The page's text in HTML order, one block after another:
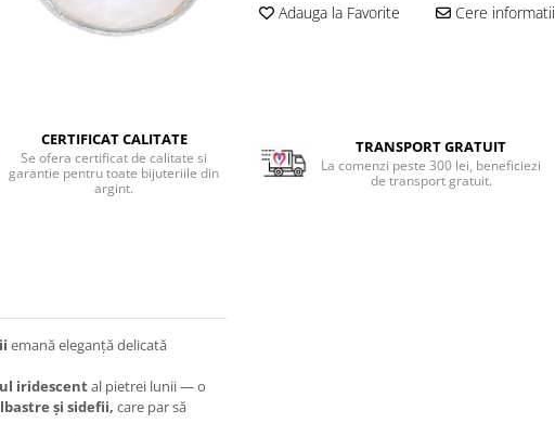
Adauga la Favorite Cere informatii
CERTIFICAT CALITATE
Se ofera certificat de calitate si
garantie pentru toate bijuteriile din
argint.
TRANSPORT GRATUIT
La comenzi peste 300 lei, beneficiezi
de transport gratuit.
emană eleganță delicată
iridescental pietrei lunii — o
și sidefii, care par să